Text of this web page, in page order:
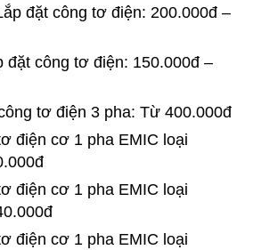
đặt công tơ điện: 200.000đ –
đặt công tơ điện: 150.000đ –
tơ điện 3 pha: Từ 400.000đ
điện cơ 1 pha EMIC loại
điện cơ 1 pha EMIC loại
điện cơ 1 pha EMIC loại